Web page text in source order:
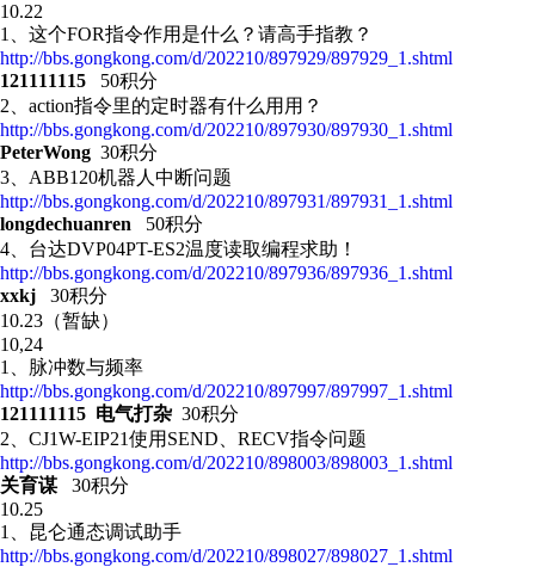
10.22
1、这个FOR指令作用是什么？请高手指教？
http://bbs.gongkong.com/d/202210/897929/897929_1.shtml
121111115
50积分
2、 action指令里的定时器有什么用用？
http://bbs.gongkong.com/d/202210/897930/897930_1.shtml
PeterWong 30积分
3、 ABB120机器人中断问题
http://bbs.gongkong.com/d/202210/897931/897931_1.shtml
longdechuanren
50积分
4、台达DVP04PT-ES2温度读取编程求助！
http://bbs.gongkong.com/d/202210/897936/897936_1.shtml
xxkj 30积分
10.23（暂缺）
10,24
1、 脉冲数与频率
http://bbs.gongkong.com/d/202210/897997/897997_1.shtml
121111115 电气打杂 30积分
2、CJ1W-EIP21使用SEND、RECV指令问题
http://bbs.gongkong.com/d/202210/898003/898003_1.shtml
关育谋30积分
10.25
1、昆仑通态调试助手
http://bbs.gongkong.com/d/202210/898027/898027_1.shtml